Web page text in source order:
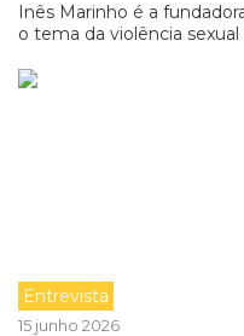
Inês Marinho é a
o tema da violência
Entrevista
15 junho 2026